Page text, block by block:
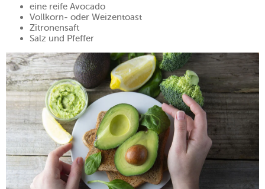
eine reife Avocado
Vollkorn- oder Weizentoast
Zitronensaft
Salz und Pfeffer